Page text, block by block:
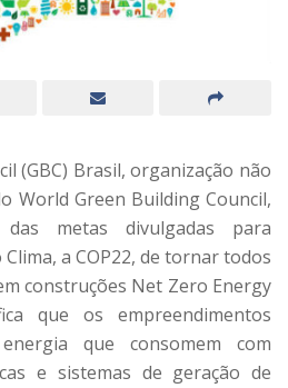
(GBC) Brasil, organização não
World Green Building Council,
metas divulgadas para
a COP22, de tornar todos
construções Net Zero Energy
que os empreendimentos
que consomem com
e sistemas de geração de